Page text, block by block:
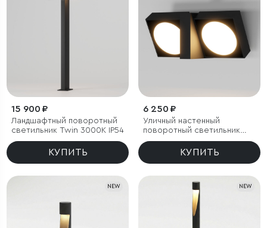
15 900 ₽
Ландшафтный поворотный
светильник Twin 3000K IP54
КУПИТЬ
6 250 ₽
Уличный настенный
поворотный светильник
Twin 3000K черный
КУПИТЬ
NEW NEW